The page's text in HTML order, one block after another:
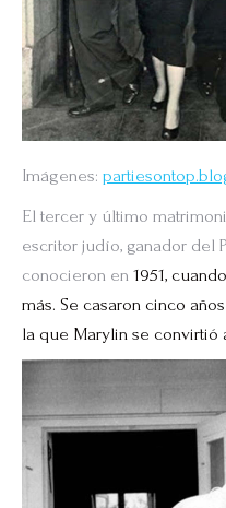
Imágenes:
El tercer y último
escritor judío, ganador del
conocieron en 1951,
más. Se casaron cinco
la que Marylin se convirtió